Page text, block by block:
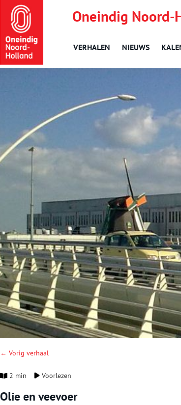
Oneindig Noord-
VERHALEN NIEUWS
← Vorig verhaal
2 min Voorlezen
Olie en veevoer